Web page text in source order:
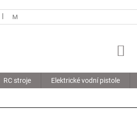
MOJE OBJEDNÁVKA
RC stroje Elektrické vodní pistole